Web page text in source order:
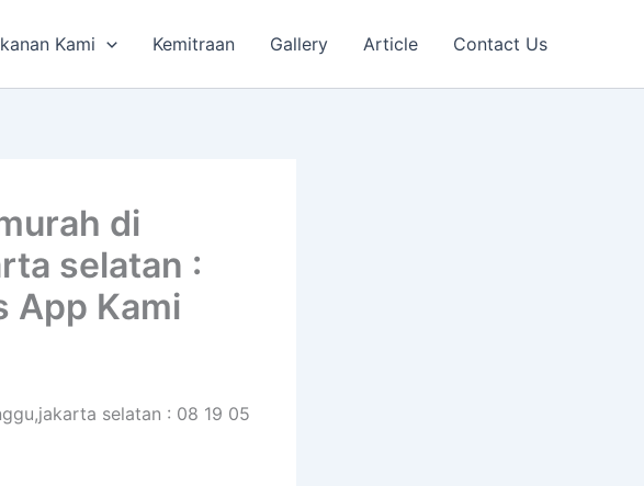
Kami Kemitraan Gallery Article Contact Us
di
selatan :
App Kami
selatan : 08 19 05